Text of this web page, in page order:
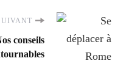
conseils